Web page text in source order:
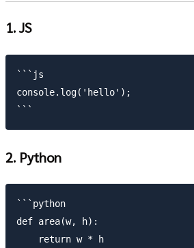
1. JS
```js
console.log('hello');
2. Python
```python
def area(w, h):
    return w * h